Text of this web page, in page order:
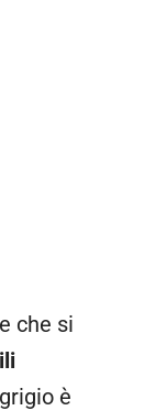
che si
è